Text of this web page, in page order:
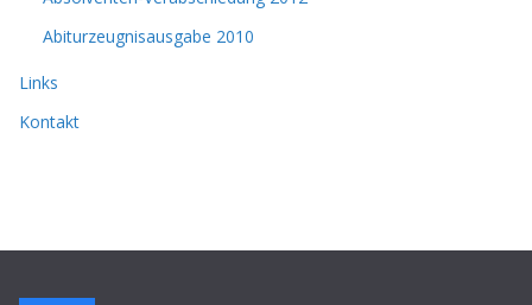
Abiturzeugnisausgabe 2010
Links
Kontakt